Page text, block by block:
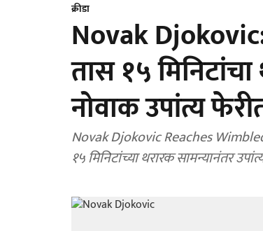
क्रीडा
Novak
तास १५
नोवाक उपांत्य
Novak Djokovic Reaches
१५ मिनिटांच्या थरारक सामन्यानंतर